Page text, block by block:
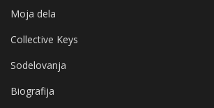
Moja dela
Collective Keys
Sodelovanja
Biografija